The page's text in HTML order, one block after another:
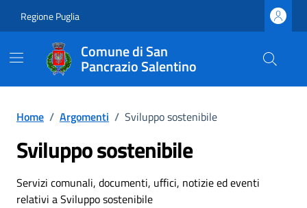
Regione Puglia
Comune di San
Pancrazio Salentino
Home / Argomenti / Sviluppo sostenibile
Sviluppo sostenibile
Dettagli dell'argomento
Servizi comunali, documenti, uffici, notizie ed eventi
relativi a Sviluppo sostenibile